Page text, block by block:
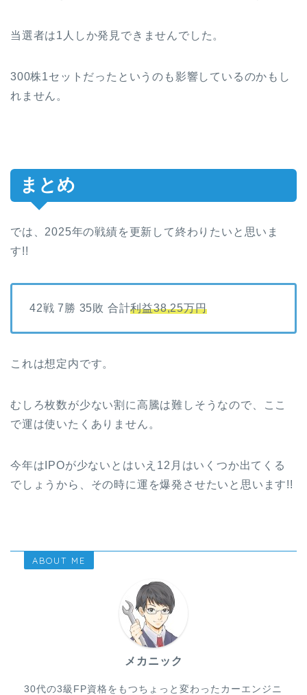
当選者は1人しか発見できませんでした。
300株1セットだったというのも影響しているのかもし
れません。
まとめ
では、2025年の戦績を更新して終わりたいと思いま
す!!
42戦 7勝 35敗 合計利益38,25万円
これは想定内です。
むしろ枚数が少ない割に高騰は難しそうなので、ここ
で運は使いたくありません。
今年はIPOが少ないとはいえ12月はいくつか出てくる
でしょうから、その時に運を爆発させたいと思います!!
ABOUT ME
メカニック
30代の3級FP資格をもつちょっと変わったカーエンジニ